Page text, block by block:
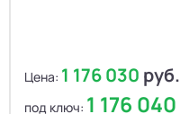
Цена: 1 176 030 руб.
под ключ: 1 176 040